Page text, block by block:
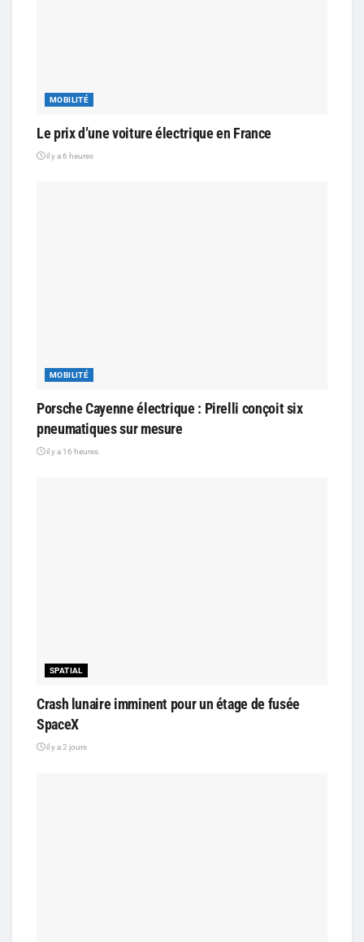
MOBILITÉ
Le prix d’une voiture électrique en France
il y a 6 heures
MOBILITÉ
Porsche Cayenne électrique : Pirelli conçoit six
pneumatiques sur mesure
il y a 16 heures
SPATIAL
Crash lunaire imminent pour un étage de fusée
SpaceX
il y a 2 jours